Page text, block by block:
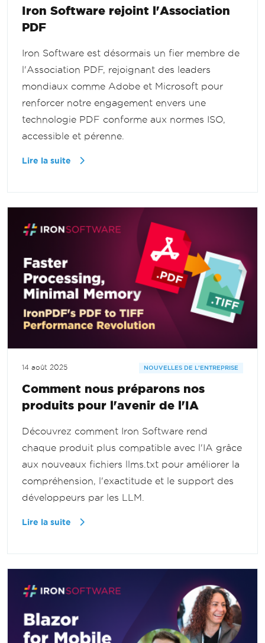
Iron Software rejoint l'Association
PDF
Iron Software est désormais un fier membre de
l'Association PDF, rejoignant des leaders
mondiaux comme Adobe et Microsoft pour
renforcer notre engagement envers une
technologie PDF conforme aux normes ISO,
accessible et pérenne.
Lire la suite
14 août 2025 NOUVELLES DE L'ENTREPRISE
Comment nous préparons nos
produits pour l'avenir de l'IA
Découvrez comment Iron Software rend
chaque produit plus compatible avec l'IA grâce
aux nouveaux fichiers llms.txt pour améliorer la
compréhension, l'exactitude et le support des
développeurs par les LLM.
Lire la suite